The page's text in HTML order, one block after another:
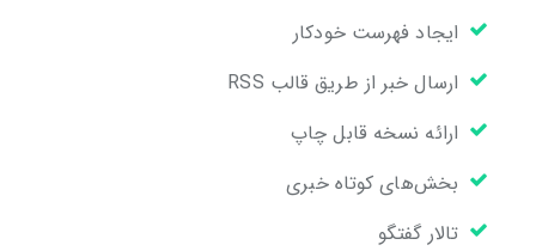
ایجاد فهرست خودکار
ارسال خبر از طریق قالب RSS
ارائه نسخه قابل چاپ
بخش‌های کوتاه خبری
تالار گفتگو